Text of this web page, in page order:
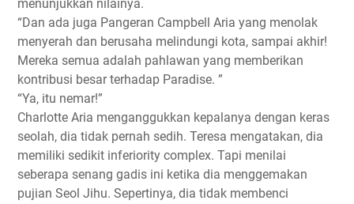
menunjukkan nilainya.
“Dan ada juga Pangeran Campbell Aria yang menolak
menyerah dan berusaha melindungi kota, sampai akhir!
Mereka semua adalah pahlawan yang memberikan
kontribusi besar terhadap Paradise. ”
“Ya, itu nemar!”
Charlotte Aria menganggukkan kepalanya dengan keras
seolah, dia tidak pernah sedih. Teresa mengatakan, dia
memiliki sedikit inferiority complex. Tapi menilai
seberapa senang gadis ini ketika dia menggemakan
pujian Seol Jihu. Sepertinya, dia tidak membenci